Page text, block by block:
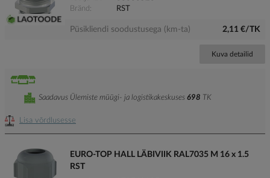
Bränd
RST
Püsikliendi soodustusega (km-ta) 2,11 €/TK
Kuva detailid
Lisa võrdlusesse
Saadavus Ülemiste müügi- ja logistikakeskuses 698 TK
EURO-TOP HALL LÄBIVIIK RAL7035 M 16 x 1.5
RST